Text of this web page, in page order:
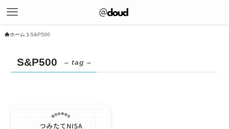
ホーム S&P500
S&P500 – tag –